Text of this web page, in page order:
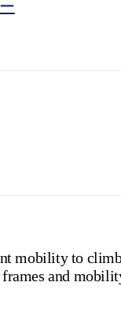
mobility to
and